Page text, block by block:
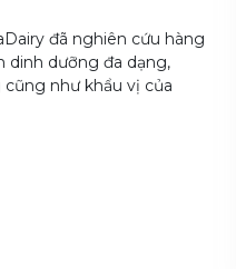
đã nghiên cứu hàng
dinh dưỡng đa dạng,
như khẩu vị của